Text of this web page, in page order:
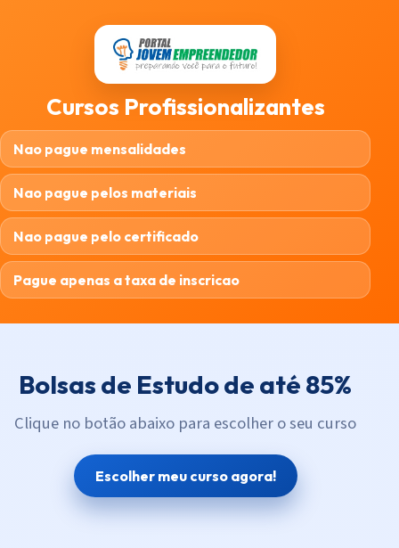
Cursos Profissionalizantes
Nao pague mensalidades
Nao pague pelos materiais
Nao pague pelo certificado
Pague apenas a taxa de inscricao
Bolsas de Estudo de até 85%
Clique no botão abaixo para escolher o seu curso
Escolher meu curso agora!